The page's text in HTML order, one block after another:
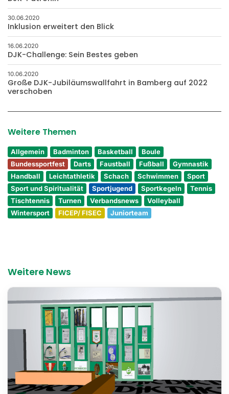
30.06.2020
Inklusion erweitert den Blick
16.06.2020
DJK-Challenge: Sein Bestes geben
10.06.2020
Große DJK-Jubiläumswallfahrt in Bamberg auf 2022
verschoben
Weitere Themen
Allgemein Badminton Basketball
Boule
Bundessportfest
Darts Faustball Fußball
Gymnastik
Handball
Leichtathletik Schach Schwimmen
Sport
Sport und Spiritualität
Sportjugend Sportkegeln
Tennis
Tischtennis
Turnen Verbandsnews
Volleyball
Wintersport
FICEP/ FISEC Juniorteam
Weitere News